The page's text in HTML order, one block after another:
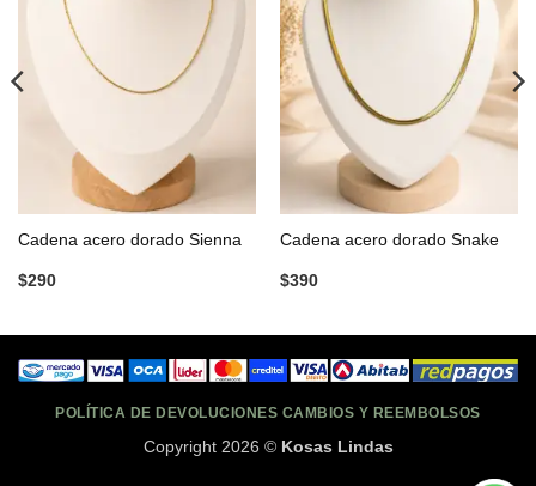
Cadena acero dorado Sienna
$290
Cadena acero dorado Snake
$390
POLÍTICA DE DEVOLUCIONES CAMBIOS Y REEMBOLSOS
Copyright 2026 © Kosas Lindas